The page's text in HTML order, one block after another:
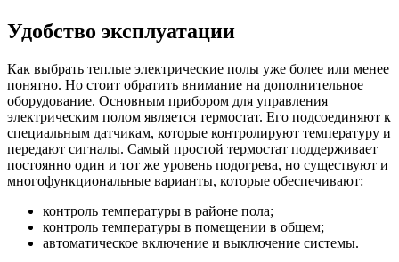
Удобство эксплуатации
Как выбрать теплые электрические полы уже более или менее
понятно. Но стоит обратить внимание на дополнительное
оборудование. Основным прибором для управления
электрическим полом является термостат. Его подсоединяют к
специальным датчикам, которые контролируют температуру и
передают сигналы. Самый простой термостат поддерживает
постоянно один и тот же уровень подогрева, но существуют и
многофункциональные варианты, которые обеспечивают:
контроль температуры в районе пола;
контроль температуры в помещении в общем;
автоматическое включение и выключение системы.